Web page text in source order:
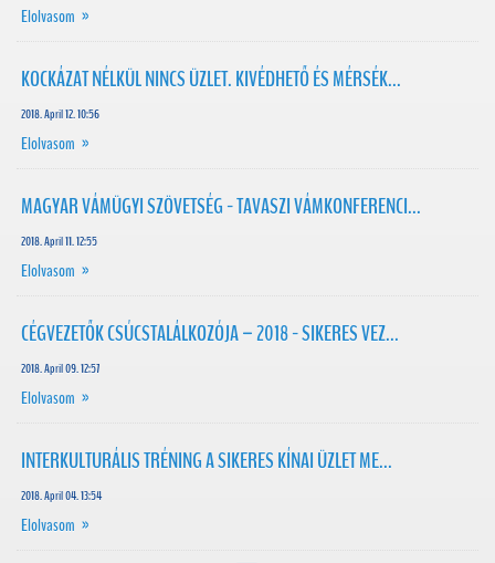
Elolvasom »
KOCKÁZAT NÉLKÜL NINCS ÜZLET. KIVÉDHETŐ ÉS MÉRSÉK...
2018. April 12. 10:56
Elolvasom »
MAGYAR VÁMÜGYI SZÖVETSÉG - TAVASZI VÁMKONFERENCI...
2018. April 11. 12:55
Elolvasom »
CÉGVEZETŐK CSÚCSTALÁLKOZÓJA − 2018 - SIKERES VEZ...
2018. April 09. 12:57
Elolvasom »
INTERKULTURÁLIS TRÉNING A SIKERES KÍNAI ÜZLET ME...
2018. April 04. 13:54
Elolvasom »